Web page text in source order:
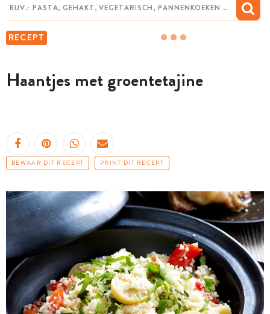
RECEPT
Haantjes met groentetajine
BEWAAR DIT RECEPT PRINT DIT RECEPT
MIJN BEWAARDE RECEPTEN